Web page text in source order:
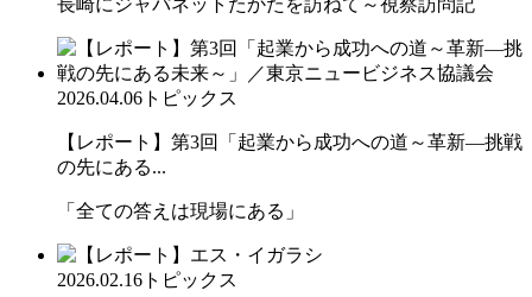
2026.04.06 トピックス
【レポート】第3回「起業から成功への道～革新―挑戦
の先にある...
「全ての答えは現場にある」
2026.02.16 トピックス